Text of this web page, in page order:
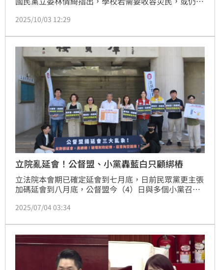
學。民進黨立委陳瑩今（3）日受訪表示，光復國小的
民，沒有多餘心思準備課程。民進黨立院黨團幹事長鍾
佳濱則說，中央、地方都會全力協助學校與師生完成必
要的教學課程。
2025/10/03 12:29
立院亂延會！公督盟、小黨轟藍白只顧綁樁
立法院本會期已確定延會到七月底，日前民眾黨更主張
加碼延會到八月底，公督盟今（4）日與多個小黨召開
質詢。公督盟與小黨痛批，立院仍有2614件法案待
呼籲藍白立委「乖乖回國會上班！」
2025/07/04 03:34